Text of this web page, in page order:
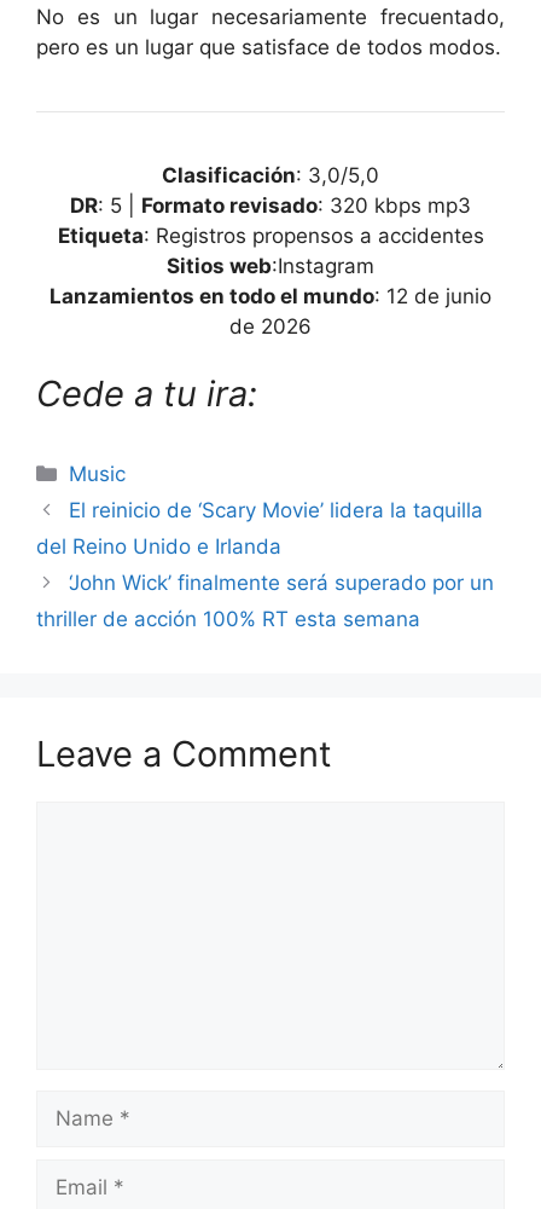
No es un lugar necesariamente frecuentado,
pero es un lugar que satisface de todos modos.
Clasificación: 3,0/5,0
DR: 5 | Formato revisado: 320 kbps mp3
Etiqueta: Registros propensos a accidentes
Sitios web:Instagram
Lanzamientos en todo el mundo: 12 de junio
de 2026
Cede a tu ira:
Categories
Music
El reinicio de ‘Scary Movie’ lidera la taquilla
del Reino Unido e Irlanda
‘John Wick’ finalmente será superado por un
thriller de acción 100% RT esta semana
Leave a Comment